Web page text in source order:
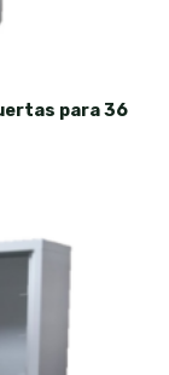
para 36